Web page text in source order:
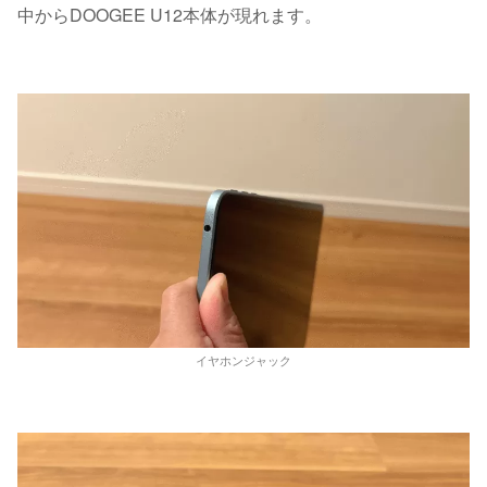
中からDOOGEE U12本体が現れます。
イヤホンジャック